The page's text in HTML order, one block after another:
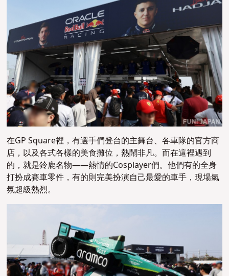
在GP Square裡，有選手們登台的主舞台、各車隊的官方商
店，以及各式各樣的美食攤位，熱鬧非凡。而在這裡遇到
的，就是鈴鹿名物——熱情的Cosplayer們。他們有的全身
打扮成賽車零件，有的則完美扮演自己最愛的車手，現場氣
氛超級熱烈。